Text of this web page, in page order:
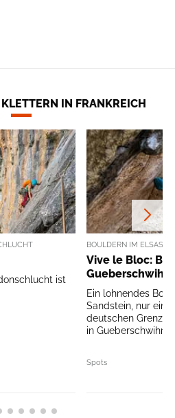
IN FRANKREICH
ist
BOULDERN IM ELSASS
Vive le Bloc:
Gueberschwihr
Ein lohnendes
Sandstein, nur
deutschen Grenze
in Gueberschwihr
Spots